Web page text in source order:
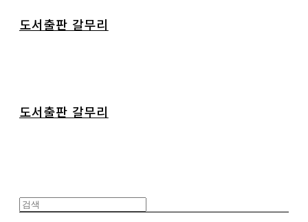
도서출판 갈무리
도서출판 갈무리